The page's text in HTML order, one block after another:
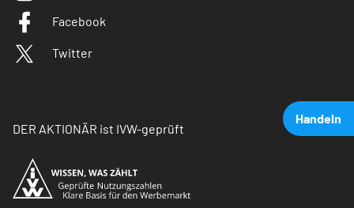
Handeln
Facebook
Twitter
DER AKTIONÄR ist IVW-geprüft